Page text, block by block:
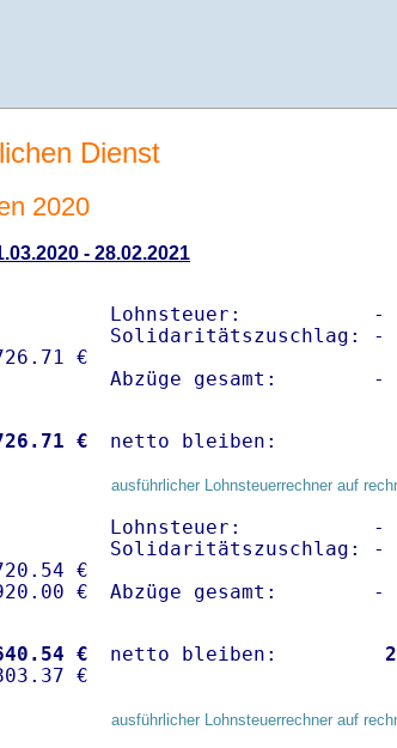
Dienst
2020
- 28.02.2021
Lohnsteuer:           -
Solidaritätszuschlag: -
Abzüge gesamt:        -
€ netto bleiben:
ausführlicher Lohnsteuerrechner auf
€
Lohnsteuer:           -
Solidaritätszuschlag: -
Abzüge gesamt:        -
€
netto bleiben:
ausführlicher Lohnsteuerrechner auf